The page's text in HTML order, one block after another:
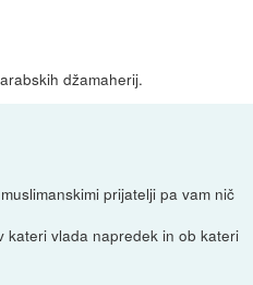
džamaherij.
prijatelji pa vam nič
kateri vlada napredek in ob kateri